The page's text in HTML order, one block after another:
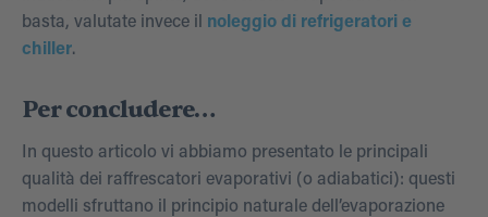
basta, valutate invece il noleggio di refrigeratori e
chiller.
Per concludere…
In questo articolo vi abbiamo presentato le principali
qualità dei raffrescatori evaporativi (o adiabatici): questi
modelli sfruttano il principio naturale dell’evaporazione